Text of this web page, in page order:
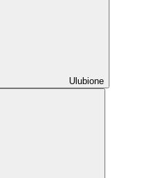
Ulubione